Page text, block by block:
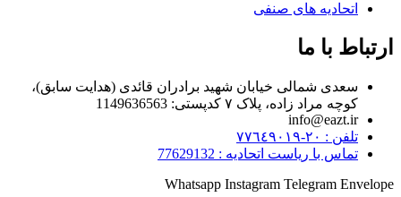
اتحادیه های صنفی
ارتباط با ما
سعدی شمالی خیابان شهید برادران قائدی (هدایت سابق)،
کوچه مراد زاده، پلاک ۷ کدپستی: 1149636563
info@eazt.ir
تلفن : ٢٠-٧٧٦٤٩٠١٩
تماس با ریاست اتحادیه : 77629132
Whatsapp Instagram Telegram Envelope